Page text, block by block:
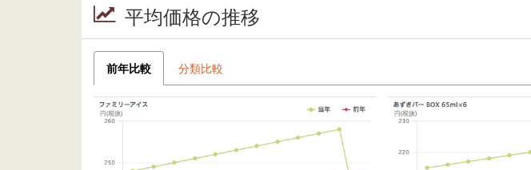
平均価格の推移
前年比較 分類比較